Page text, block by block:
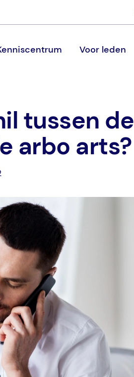
Voor leden
tussen de
arbo arts?